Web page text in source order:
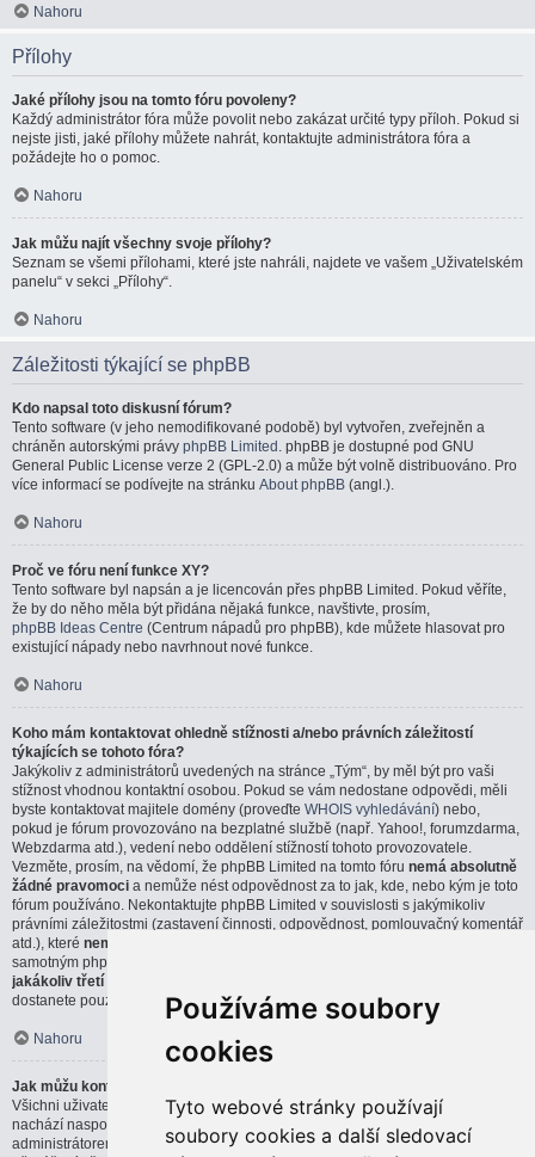
Používáme soubory
cookies
Tyto webové stránky používají
soubory cookies a další sledovací
Nahoru
Přílohy
Jaké přílohy jsou na tomto fóru povoleny?
Každý administrátor fóra může povolit nebo zakázat určité typy příloh. Pokud si
nejste jisti, jaké přílohy můžete nahrát, kontaktujte administrátora fóra a
požádejte ho o pomoc.
Nahoru
Jak můžu najít všechny svoje přílohy?
Seznam se všemi přílohami, které jste nahráli, najdete ve vašem „Uživatelském
panelu“ v sekci „Přílohy“.
Nahoru
Záležitosti týkající se phpBB
Kdo napsal toto diskusní fórum?
Tento software (v jeho nemodifikované podobě) byl vytvořen, zveřejněn a
chráněn autorskými právy phpBB Limited . phpBB je dostupné pod GNU
General Public License verze 2 (GPL-2.0) a může být volně distribuováno. Pro
více informací se podívejte na stránku About phpBB (angl.).
Nahoru
Proč ve fóru není funkce XY?
Tento software byl napsán a je licencován přes phpBB Limited. Pokud věříte,
že by do něho měla být přidána nějaká funkce, navštivte, prosím,
phpBB Ideas Centre (Centrum nápadů pro phpBB), kde můžete hlasovat pro
existující nápady nebo navrhnout nové funkce.
Nahoru
Koho mám kontaktovat ohledně stížnosti a/nebo právních záležitostí
týkajících se tohoto fóra?
Jakýkoliv z administrátorů uvedených na stránce „Tým“, by měl být pro vaši
stížnost vhodnou kontaktní osobou. Pokud se vám nedostane odpovědi, měli
byste kontaktovat majitele domény (proveďte WHOIS vyhledávání) nebo,
pokud je fórum provozováno na bezplatné službě (např. Yahoo!, forumzdarma,
Webzdarma atd.), vedení nebo oddělení stížností tohoto provozovatele.
Vezměte, prosím, na vědomí, že phpBB Limited na tomto fóru nemá absolutně
žádné pravomoci a nemůže nést odpovědnost za to jak, kde, nebo kým je toto
fórum používáno. Nekontaktujte phpBB Limited v souvislosti s jakýmikoliv
právními záležitostmi (zastavení činnosti, odpovědnost, pomlouvačný komentář
atd.), které nemají přímou souvislost
samotným phpBB softwarem. Pokud pošlete email phpBB Limited týkající se
jakákoliv třetí strany
dostanete pouze strohou, nebo vůbec žádnou odpověď.
Nahoru
Jak můžu kontaktovat administrátora fóra?
Všichni uživatelé fóra můžou použít formulář „Kontaktujte nás“, který se
nachází naspodu všech stránek, pokud je tato možnost povolena
administrátorem fóra.